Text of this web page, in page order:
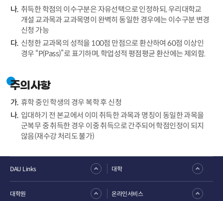
취득한 학점의 이수구분은 자유선택으로 인정하되, 우리대학교
개설 교과목과 교과목명이 완벽히 동일한 경우에는 이수구분 변경
신청 가능
신청한 교과목의 성적을 100점 만점으로 환산하여 60점 이상인
경우 “P(Pass)”로 표기하며, 학업성적 평점평균 환산에는 제외함.
주의사항
휴학 중인 학생의 경우 복학 후 신청
입대하기 전 본교에서 이미 취득한 과목과 명칭이 동일한 과목을
군복무 중 취득한 경우 이중 취득으로 간주되어 학점인정이 되지
않음(재수강 처리도 불가)
DAU Links 대학
대학원 온라인서비스